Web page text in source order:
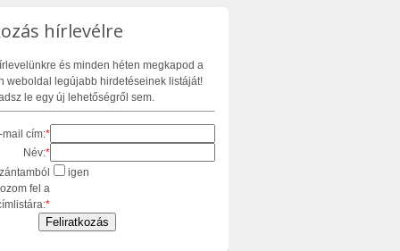
hírlevélre
és minden héten megkapod a
weboldal legújabb hirdetéseinek listáját!
le egy új lehetőségről sem.
mail cím:*
Név:*
fel a
*
igen